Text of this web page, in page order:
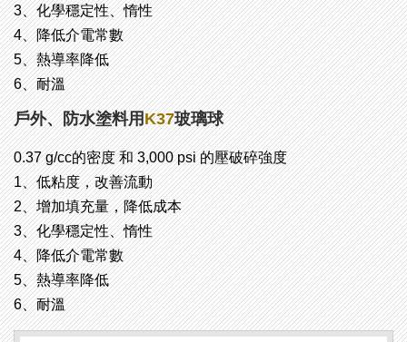
3、化學穩定性、惰性
4、降低介電常數
5、熱導率降低
6、耐溫
戶外、防水塗料用K37玻璃球
0.37 g/cc的密度 和 3,000 psi 的壓破碎強度
1、低粘度，改善流動
2、增加填充量，降低成本
3、化學穩定性、惰性
4、降低介電常數
5、熱導率降低
6、耐溫